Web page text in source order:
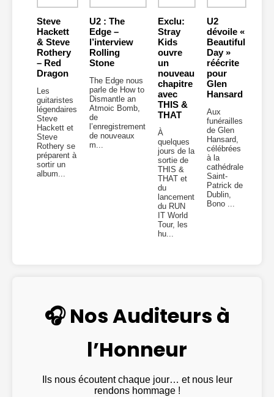
Steve
Hackett
& Steve
Rothery
– Red
Dragon
Les
guitaristes
légendaires
Steve
Hackett et
Steve
Rothery se
préparent à
sortir un
album...
U2 : The
Edge –
l’interview
Rolling
Stone
The Edge nous
parle de How to
Dismantle an
Atmoic Bomb,
de
l’enregistrement
de nouveaux
m...
Exclu:
Stray
Kids
ouvre
un
nouveau
chapitre
avec
THIS &
THAT
À
quelques
jours de la
sortie de
THIS &
THAT et
du
lancement
du RUN
IT World
Tour, les
hu...
U2
dévoile «
Beautiful
Day »
réécrite
pour
Glen
Hansard
Aux
funérailles
de Glen
Hansard,
célébrées
à la
cathédrale
Saint-
Patrick de
Dublin,
Bono ...
🎧 Nos Auditeurs à
l’Honneur
Ils nous écoutent chaque jour… et nous leur
rendons hommage !